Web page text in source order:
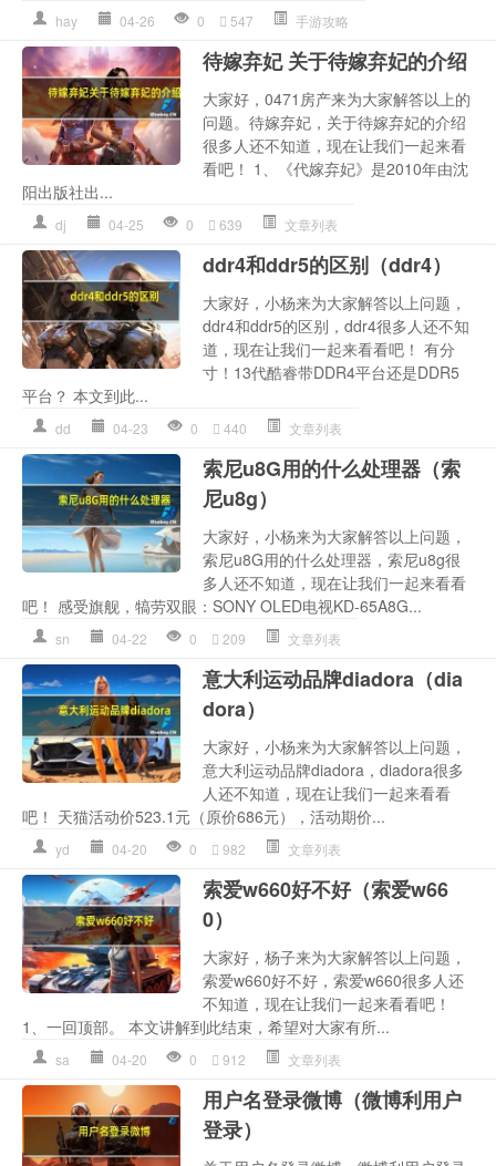
hay 04-26 0 547 手游攻略
待嫁弃妃 关于待嫁弃妃的介绍
大家好，0471房产来为大家解答以上的
问题。待嫁弃妃，关于待嫁弃妃的介绍
很多人还不知道，现在让我们一起来看
看吧！ 1、《代嫁弃妃》是2010年由沈
阳出版社出...
dj 04-25 0 639 文章列表
ddr4和ddr5的区别（ddr4）
大家好，小杨来为大家解答以上问题，
ddr4和ddr5的区别，ddr4很多人还不知
道，现在让我们一起来看看吧！ 有分
寸！13代酷睿带DDR4平台还是DDR5
平台？ 本文到此...
dd 04-23 0 440 文章列表
索尼u8G用的什么处理器（索
尼u8g）
大家好，小杨来为大家解答以上问题，
索尼u8G用的什么处理器，索尼u8g很
多人还不知道，现在让我们一起来看看
吧！ 感受旗舰，犒劳双眼：SONY OLED电视KD-65A8G...
sn 04-22 0 209 文章列表
意大利运动品牌diadora（dia
dora）
大家好，小杨来为大家解答以上问题，
意大利运动品牌diadora，diadora很多
人还不知道，现在让我们一起来看看
吧！ 天猫活动价523.1元（原价686元），活动期价...
yd 04-20 0 982 文章列表
索爱w660好不好（索爱w66
0）
大家好，杨子来为大家解答以上问题，
索爱w660好不好，索爱w660很多人还
不知道，现在让我们一起来看看吧！
1、一回顶部。 本文讲解到此结束，希望对大家有所...
sa 04-20 0 912 文章列表
用户名登录微博（微博利用户
登录）